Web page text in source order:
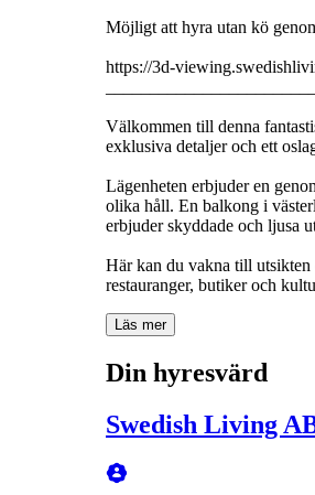
Möjligt att hyra utan kö
https://3d-
Välkommen till denna
exklusiva detaljer och ett
Lägenheten erbjuder en
olika håll. En balkong i
erbjuder skyddade och ljusa
Här kan du vakna till utsikten
restauranger, butiker och
Läs mer
Din hyresvärd
Swedish Living